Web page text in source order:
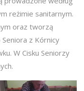
reżimie sanitarnym.
oraz tworzą
z Kórnicy
W Cisku Seniorzy